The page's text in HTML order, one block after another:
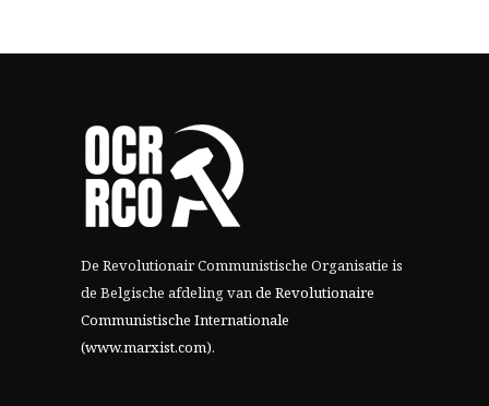
De Revolutionair Communistische Organisatie is
de Belgische afdeling vande Revolutionaire
Communistische Internationale
(www.marxist.com).